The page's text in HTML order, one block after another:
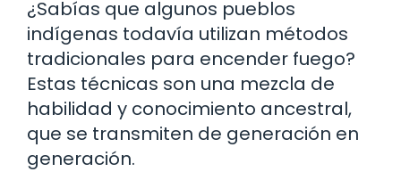
¿Sabías que algunos pueblos
indígenas todavía utilizan métodos
tradicionales para encender fuego?
Estas técnicas son una mezcla de
habilidad y conocimiento ancestral,
que se transmiten de generación en
generación.